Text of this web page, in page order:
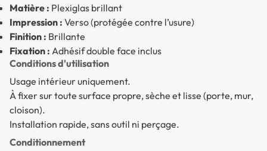
Matière : Plexiglas brillant
Impression : Verso (protégée contre l’usure)
Finition : Brillante
Fixation : Adhésif double face inclus
Conditions d'utilisation
Usage intérieur uniquement.
À fixer sur toute surface propre, sèche et lisse (porte, mur,
cloison).
Installation rapide, sans outil ni perçage.
Conditionnement